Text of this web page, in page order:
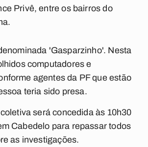
Privê, entre os bairros do
'Gasparzinho'. Nesta
computadores e
agentes da PF que estão
teria sido presa.
será concedida às 10h30
Cabedelo para repassar todos
as investigações.